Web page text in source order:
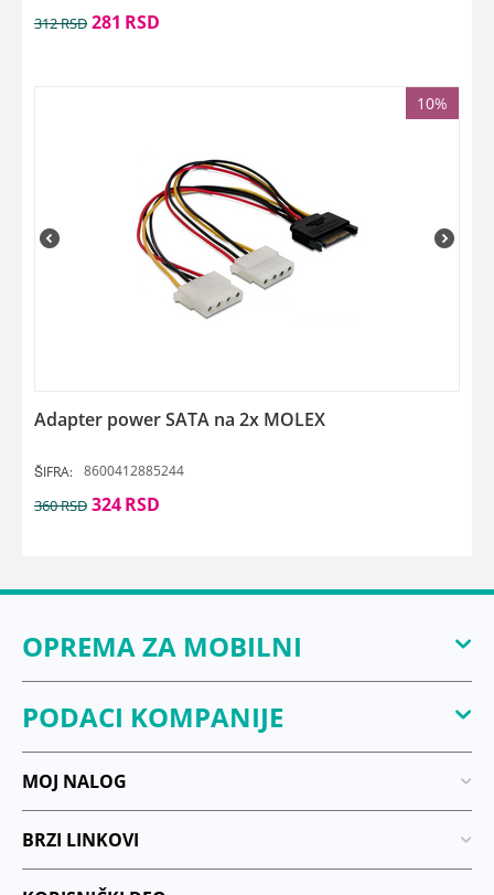
312RSD 281 RSD
10%
Adapter power SATA na 2x MOLEX
ŠIFRA: 8600412885244
360RSD 324RSD
OPREMA ZA MOBILNI
PODACI KOMPANIJE
MOJ NALOG
BRZI LINKOVI